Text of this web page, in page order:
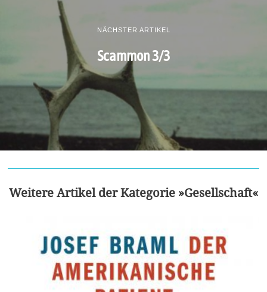
NÄCHSTER ARTIKEL
Scammon 3/3
Weitere Artikel der Kategorie »Gesellschaft«